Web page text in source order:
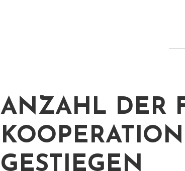
ANZAHL DER
GESTIEGEN